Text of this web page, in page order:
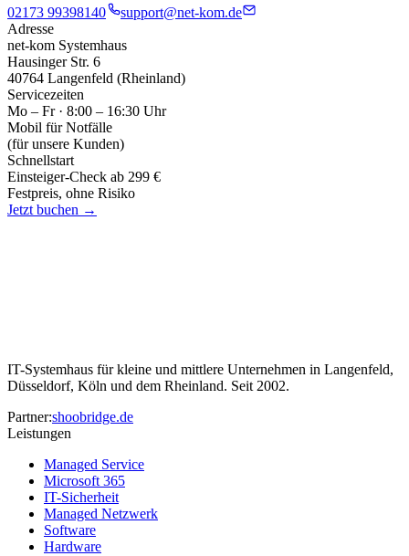
02173 99398140
support@net-kom.de
Adresse
net-kom Systemhaus
Hausinger Str. 6
40764 Langenfeld (Rheinland)
Servicezeiten
Mo – Fr · 8:00 – 16:30 Uhr
Mobil für Notfälle
(für unsere Kunden)
Schnellstart
Einsteiger-Check ab 299 €
Festpreis, ohne Risiko
Jetzt buchen →
IT-Systemhaus für kleine und mittlere Unternehmen in Langenfeld,
Düsseldorf, Köln und dem Rheinland. Seit 2002.
Partner:shoobridge.de
Leistungen
Managed Service
Microsoft 365
IT-Sicherheit
Managed Netzwerk
Software
Hardware